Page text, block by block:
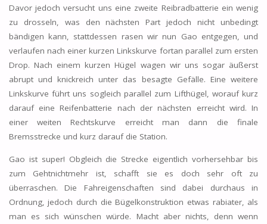
Davor jedoch versucht uns eine zweite Reibradbatterie ein wenig
zu drosseln, was den nächsten Part jedoch nicht unbedingt
bändigen kann, stattdessen rasen wir nun Gao entgegen, und
verlaufen nach einer kurzen Linkskurve fortan parallel zum ersten
Drop. Nach einem kurzen Hügel wagen wir uns sogar äußerst
abrupt und knickreich unter das besagte Gefälle. Eine weitere
Linkskurve führt uns sogleich parallel zum Lifthügel, worauf kurz
darauf eine Reifenbatterie nach der nächsten erreicht wird. In
einer weiten Rechtskurve erreicht man dann die finale
Bremsstrecke und kurz darauf die Station.
Gao ist super! Obgleich die Strecke eigentlich vorhersehbar bis
zum Gehtnichtmehr ist, schafft sie es doch sehr oft zu
überraschen. Die Fahreigenschaften sind dabei durchaus in
Ordnung, jedoch durch die Bügelkonstruktion etwas rabiater, als
man es sich wünschen würde. Macht aber nichts, denn wenn